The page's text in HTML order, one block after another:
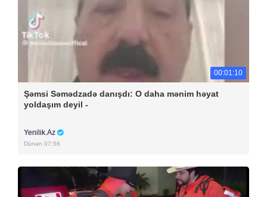
00:01:10
Şəmsi Səmədzadə danışdı: O daha mənim həyat
yoldaşım deyil -
Yenilik.Az
Dünən 07:56